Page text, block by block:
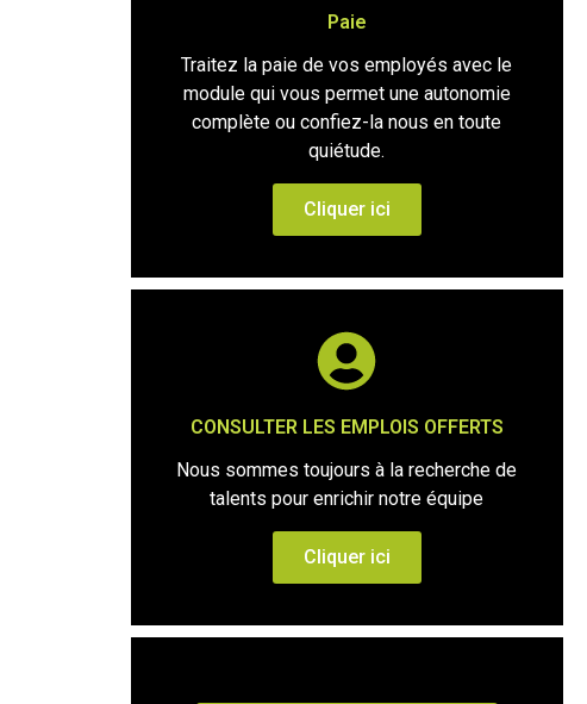
Paie
Traitez la paie de vos employés avec le
module qui vous permet une autonomie
complète ou confiez-la nous en toute
quiétude.
Cliquer ici
CONSULTER LES EMPLOIS OFFERTS
Nous sommes toujours à la recherche de
talents pour enrichir notre équipe
Cliquer ici